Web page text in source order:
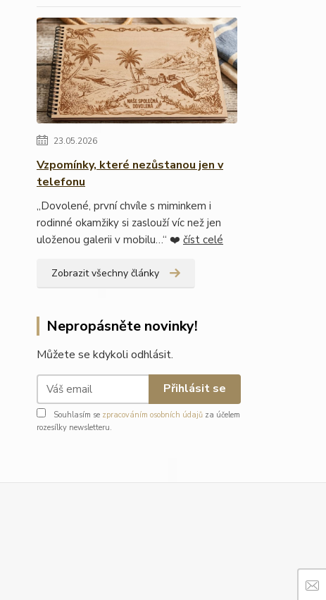
23.05.2026
Vzpomínky, které nezůstanou jen v
telefonu
„Dovolené, první chvíle s miminkem i
rodinné okamžiky si zaslouží víc než jen
uloženou galerii v mobilu…“ ❤️ číst celé
Zobrazit všechny články
Nepropásněte novinky!
Můžete se kdykoli odhlásit.
Přihlásit se
Souhlasím se zpracováním osobních údajů za účelem
rozesílky newsletteru.